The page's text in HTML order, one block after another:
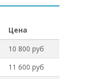
Цена
10 800 руб
11 600 руб